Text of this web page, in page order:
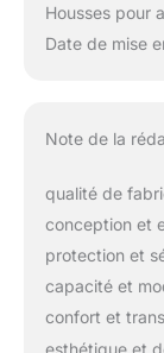
Housses pour
Date de mise
Note de la
qualité de
conception et
protection et
capacité et
confort et
esthétique et